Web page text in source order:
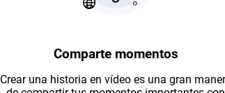
Comparte momentos
Crear una historia en vídeo es una gran